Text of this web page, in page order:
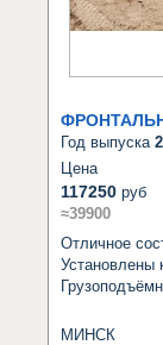
Год выпуска
Цена
117250 руб
≈39900
Отличное
Установлены
МИНСК